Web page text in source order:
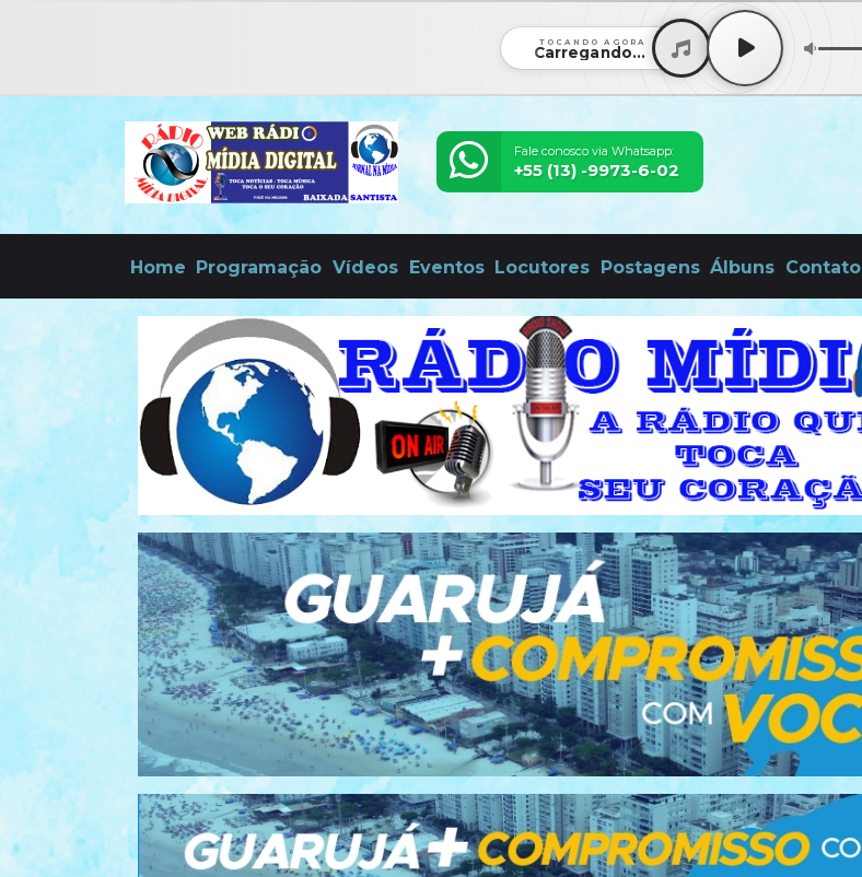
TOCANDO AGORA
Carregando...
Fale conosco via Whatsapp:
+55 (13) -9973-6-02
Home Programação Vídeos Eventos Locutores Postagens Álbuns Contato